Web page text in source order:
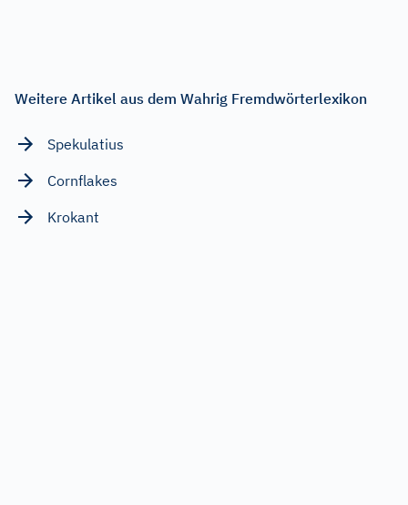
Weitere Artikel aus dem Wahrig Fremdwörterlexikon
Spekulatius
Cornflakes
Krokant